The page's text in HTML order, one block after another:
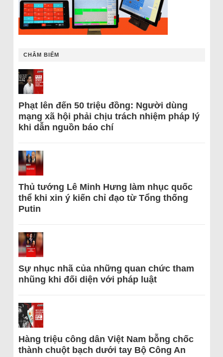
CHÂM BIẾM
Phạt lên đến 50 triệu đồng: Người dùng
mạng xã hội phải chịu trách nhiệm pháp lý
khi dẫn nguồn báo chí
Thủ tướng Lê Minh Hưng làm nhục quốc
thể khi xin ý kiến chỉ đạo từ Tổng thống
Putin
Sự nhục nhã của những quan chức tham
nhũng khi đối diện với pháp luật
Hàng triệu công dân Việt Nam bỗng chốc
thành chuột bạch dưới tay Bộ Công An